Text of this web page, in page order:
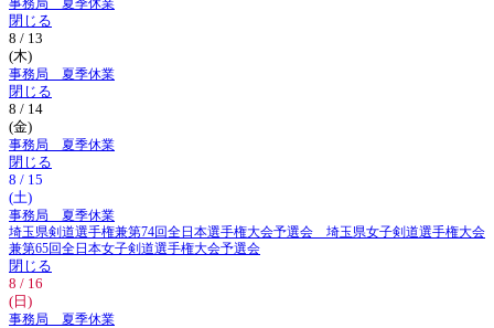
事務局 夏季休業
閉じる
8 / 13
(木)
事務局 夏季休業
閉じる
8 / 14
(金)
事務局 夏季休業
閉じる
8 / 15
(土)
事務局 夏季休業
埼玉県剣道選手権兼第74回全日本選手権大会予選会 埼玉県女子剣道選手権大会
兼第65回全日本女子剣道選手権大会予選会
閉じる
8 / 16
(日)
事務局 夏季休業